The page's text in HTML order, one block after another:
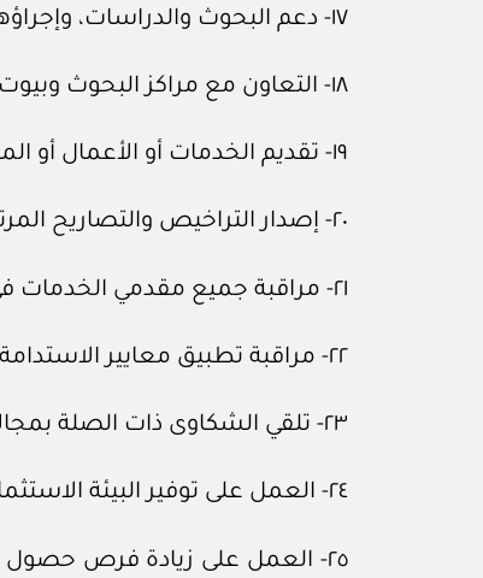
١٧- دعم البحوث والدراسات، وإجراؤها في مجالات اختصاصها، سواء بشكل منفرد أو بالاشتراك مع الجهات ذات العلاقة.
١٨- التعاون مع مراكز البحوث وبيوت الخبرة على المستويين المحلي والدولي -عند الحاجة- بما يسهم في تحقيق أهداف الهيئة.
١٩- تقديم الخدمات أو الأعمال أو المبادرات ذات الصلة بمجالات اختصاصها.
٢٠- إصدار التراخيص والتصاريح المرتبطة بتقديم خدمات المياه في المملكة.
٢١- مراقبة جميع مقدمي الخدمات في قطاع المياه؛ للتأكد من تقيدهم بالأنظمة وتنفيذ شروط وأحكام التراخيص الصادرة لهم.
٢٢- مراقبة تطبيق معايير الاستدامة البيئية والاجتماعية والحوكمة في قطاع المياه.
٢٣- تلقي الشكاوى ذات الصلة بمجالات اختصاصها، والتحقيق والبت فيها وفقا لما تقضي به الأنظمة.
٢٤- العمل على توفير البيئة الاستثمارية الملائمة في مجالات اختصاصها، بالتنسيق مع الجهات ذات العلاقة.
٢٥- العمل على زيادة فرص حصول